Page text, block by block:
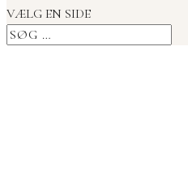
VÆLG EN SIDE